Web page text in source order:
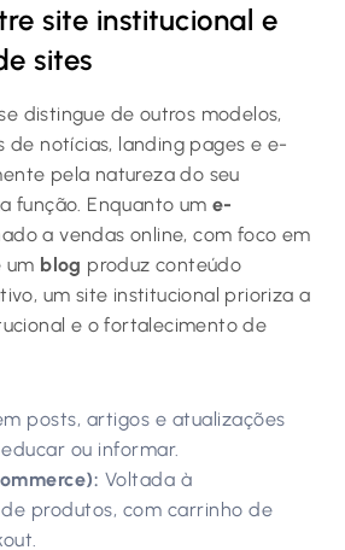
site institucional e
sites
distingue de outros modelos,
de notícias, landing pages e e-
pela natureza do seu
função. Enquanto um e-
a vendas online, com foco em
um blog produz conteúdo
um site institucional prioriza a
e o fortalecimento de
posts, artigos e atualizações
ou informar.
Voltada à
produtos, com carrinho de